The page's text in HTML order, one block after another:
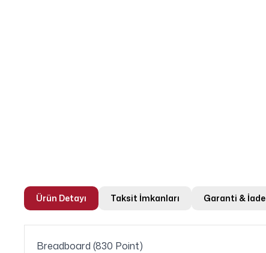
Ürün Detayı Taksit İmkanları Garanti & İade
Breadboard (830 Point)